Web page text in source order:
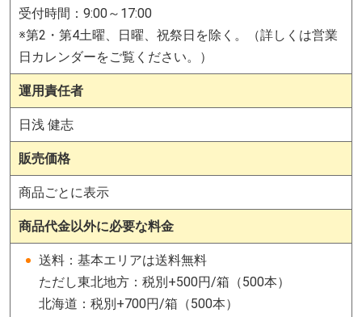
受付時間： 9:00～17:00
※第2・第4土曜、日曜、祝祭日を除く。（詳しくは営業
日カレンダーをご覧ください。）
運用責任者
日浅 健志
販売価格
商品ごとに表示
商品代金以外に必要な料金
送料：基本エリアは送料無料
ただし東北地方：税別+500円/箱（500本）
北海道：税別+700円/箱（500本）